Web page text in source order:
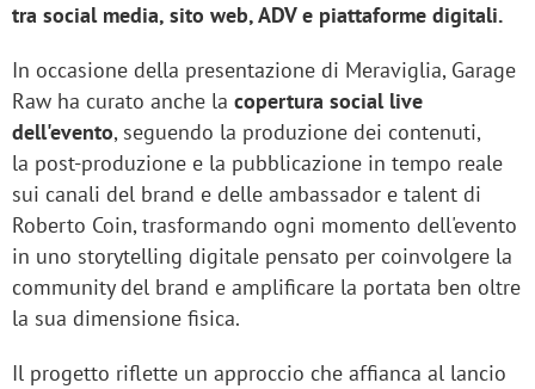
tra social media, sito web, ADV e piattaforme digitali.
In occasione della presentazione di Meraviglia, Garage
Raw ha curato anche la copertura social live
dell'evento, seguendo la produzione dei contenuti,
la post-produzione e la pubblicazione in tempo reale
sui canali del brand e delle ambassador e talent di
Roberto Coin, trasformando ogni momento dell'evento
in uno storytelling digitale pensato per coinvolgere la
community del brand e amplificare la portata ben oltre
la sua dimensione fisica.
Il progetto riflette un approccio che affianca al lancio